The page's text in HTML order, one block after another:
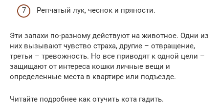
Репчатый лук, чеснок и пряности.
Эти запахи по-разному действуют на животное. Одни из
них вызывают чувство страха, другие – отвращение,
третьи – тревожность. Но все приводят к одной цели –
защищают от интереса кошки личные вещи и
определенные места в квартире или подъезде.
Читайте подробнее как отучить кота гадить.